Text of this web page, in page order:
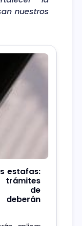
nuestros
estafas:
trámites
de